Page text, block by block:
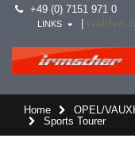
+49 (0) 7151 971 0
wählen
LINKS
Home OPEL/
Sports Tourer